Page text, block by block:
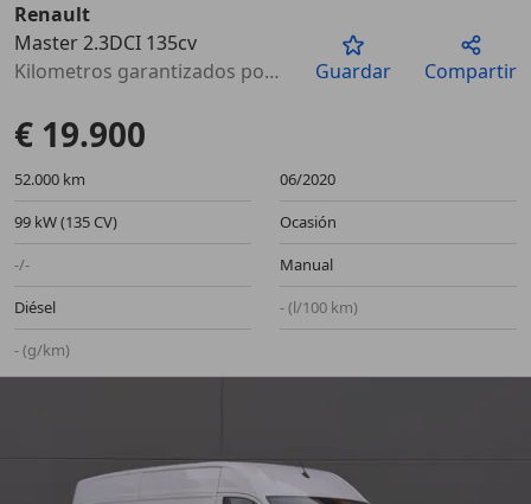
Anterior
Renault
Master 2.3DCI 135cv
Kilometros garantizados por escrito
Guardar Compartir
€ 19.900
52.000 km
06/2020
99 kW (135 CV)
Ocasión
-/-
Manual
Diésel
- (l/100 km)
- (g/km)